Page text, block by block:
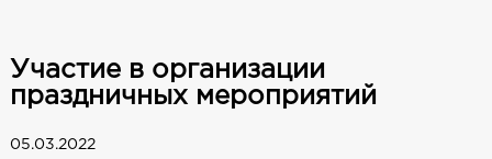
Участие в организации
праздничных мероприятий
05.03.2022